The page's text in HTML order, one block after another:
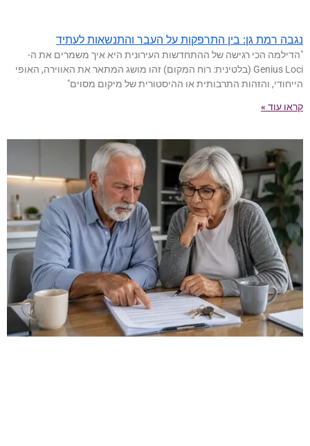
נגבה רמת גן: בין התרפקות על העבר והתנשאות לעתיד
"הדילמה הכי רגישה של ההתחדשות העירונית היא איך משמרים את ה-
Genius Loci (בלטינית: רוח המקום) זהו מושג המתאר את האווירה, האופי
הייחודי, והזהות התרבותית או ההיסטורית של מיקום מסוים"
קראו עוד »